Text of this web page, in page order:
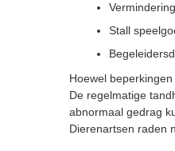
Stall
Hoewel
De regelmatige
abnormaal gedrag
Dierenartsen raden